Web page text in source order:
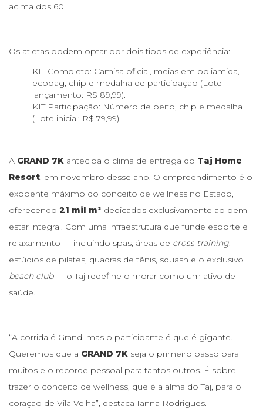
acima dos 60.
Os atletas podem optar por dois tipos de experiência:
KIT Completo: Camisa oficial, meias em poliamida,
ecobag, chip e medalha de participação (Lote
lançamento: R$ 89,99).
KIT Participação: Número de peito, chip e medalha
(Lote inicial: R$ 79,99).
A GRAND 7K antecipa o clima de entrega do Taj Home
Resort, em novembro desse ano. O empreendimento é o
expoente máximo do conceito de wellness no Estado,
oferecendo 21 mil m² dedicados exclusivamente ao bem-
estar integral. Com uma infraestrutura que funde esporte e
relaxamento — incluindo spas, áreas de cross training,
estúdios de pilates, quadras de tênis, squash e o exclusivo
beach club— o Taj redefine o morar como um ativo de
saúde.
“A corrida é Grand, mas o participante é que é gigante.
Queremos que a GRAND 7K seja o primeiro passo para
muitos e o recorde pessoal para tantos outros. É sobre
trazer o conceito de wellness, que é a alma do Taj, para o
coração de Vila Velha”, destaca Ianna Rodrigues.